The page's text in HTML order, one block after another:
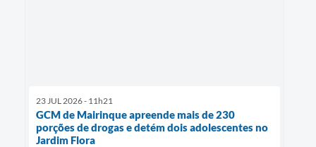
23 JUL 2026 - 11h21
GCM de Mairinque apreende mais de 230
porções de drogas e detém dois adolescentes no
Jardim Flora